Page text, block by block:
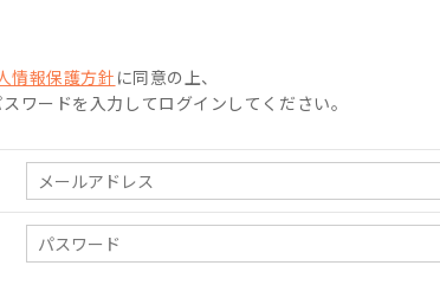
情報保護方針 に同意の上、
ワードを入力してログインしてください。